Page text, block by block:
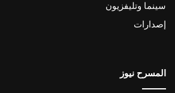
سينما وتليفزيون
إصدارات
المسرح نيوز